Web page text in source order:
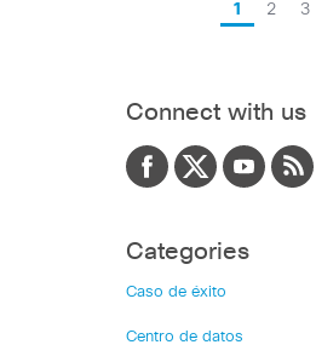
1 2 3
Connect with us
Categories
Caso de éxito
Centro de datos